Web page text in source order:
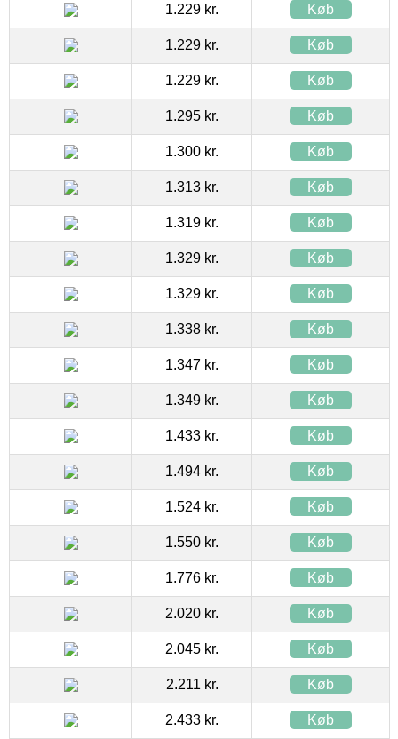
1.229 kr. Køb
1.229 kr. Køb
1.229 kr. Køb
1.295 kr. Køb
1.300 kr. Køb
1.313 kr. Køb
1.319 kr. Køb
1.329 kr. Køb
1.329 kr. Køb
1.338 kr. Køb
1.347 kr. Køb
1.349 kr. Køb
1.433 kr. Køb
1.494 kr. Køb
1.524 kr. Køb
1.550 kr. Køb
1.776 kr. Køb
2.020 kr. Køb
2.045 kr. Køb
2.211 kr. Køb
2.433 kr. Køb